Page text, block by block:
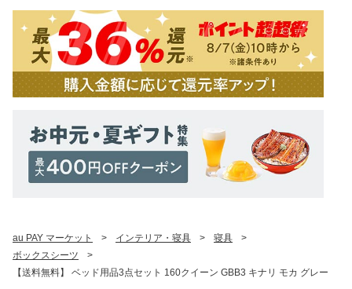
au PAY マーケット > インテリア・寝具 > 寝具
>
ボックスシーツ
>
【送料無料】 ベッド用品3点セット 160クイーン GBB3 キナリ モカ グレー